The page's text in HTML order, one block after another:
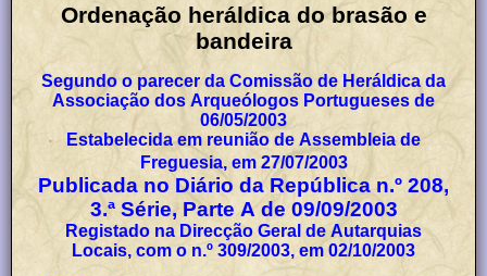
Ordenação heráldica do brasão e
bandeira
Segundo o parecer da Comissão de Heráldica da
Associação dos Arqueólogos Portugueses de
06/05/2003
Estabelecida em reunião de Assembleia de
Freguesia, em 27/07/2003
Publicada no Diário da República n.º 208,
3.ª Série, Parte A de 09/09/2003
Registado na Direcção Geral de Autarquias
Locais, com o n.º 309/2003, em 02/10/2003